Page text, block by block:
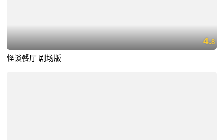
4.8
怪谈餐厅 剧场版